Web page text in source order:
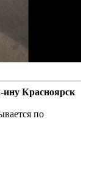
ину Красноярск
по